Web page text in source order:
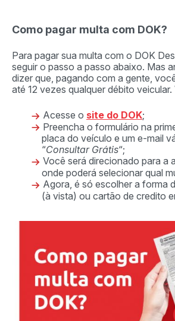
Como pagar multa com DOK?
Para pagar sua multa com o DOK
seguir o passo a passo abaixo. Mas
dizer que, pagando com a gente,
até 12 vezes qualquer débito veicular.
Acesse o site do DOK;
Preencha o formulário na
placa do veículo e um e-mail
“Consultar Grátis“;
Você será direcionado para a
onde poderá selecionar qual
Agora, é só escolher a forma
(à vista) ou cartão de credito